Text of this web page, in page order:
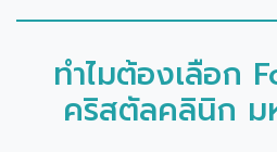
ทำไมต้องเลือก
คริสตัลคลินิก ม